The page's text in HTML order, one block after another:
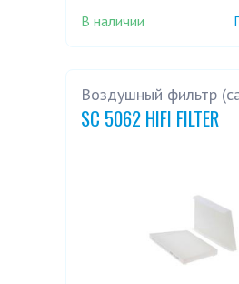
В наличии
Воздушный фильтр
SC 5062 HIFI FILTER